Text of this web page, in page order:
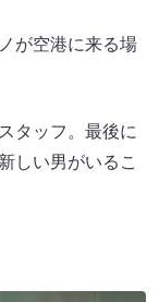
が空港に来る場
タッフ。最後に
しい男がいるこ